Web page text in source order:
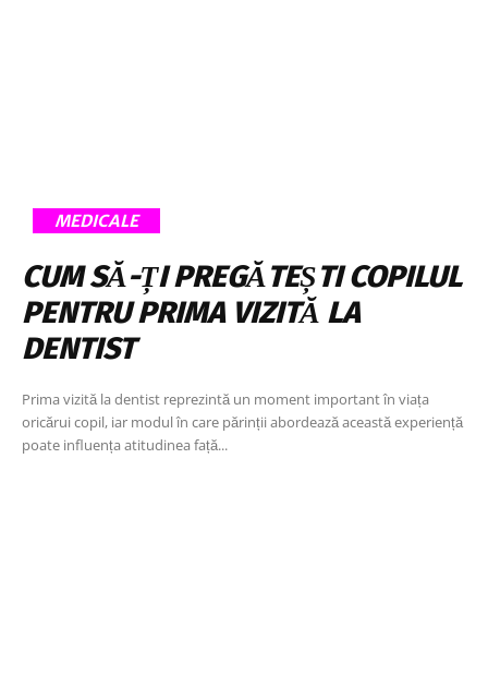
MEDICALE
CUM SĂ-ȚI PREGĂTEȘTI COPILUL
PENTRU PRIMA VIZITĂ LA
DENTIST
Prima vizită la dentist reprezintă un moment important în viața
oricărui copil, iar modul în care părinții abordează această experiență
poate influența atitudinea față...